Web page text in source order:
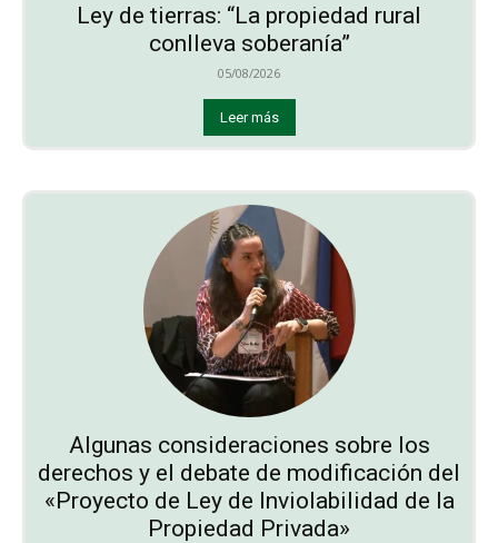
Ley de tierras: “La propiedad rural
conlleva soberanía”
05/08/2026
Leer más
Algunas consideraciones sobre los
derechos y el debate de modificación del
«Proyecto de Ley de Inviolabilidad de la
Propiedad Privada»